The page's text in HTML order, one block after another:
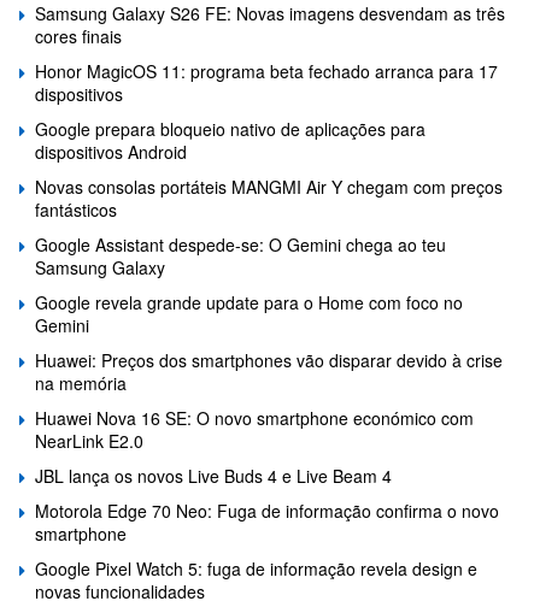
Samsung Galaxy S26 FE: Novas imagens desvendam as três
cores finais
Honor MagicOS 11: programa beta fechado arranca para 17
dispositivos
Google prepara bloqueio nativo de aplicações para
dispositivos Android
Novas consolas portáteis MANGMI Air Y chegam com preços
fantásticos
Google Assistant despede-se: O Gemini chega ao teu
Samsung Galaxy
Google revela grande update para o Home com foco no
Gemini
Huawei: Preços dos smartphones vão disparar devido à crise
na memória
Huawei Nova 16 SE: O novo smartphone económico com
NearLink E2.0
JBL lança os novos Live Buds 4 e Live Beam 4
Motorola Edge 70 Neo: Fuga de informação confirma o novo
smartphone
Google Pixel Watch 5: fuga de informação revela design e
novas funcionalidades